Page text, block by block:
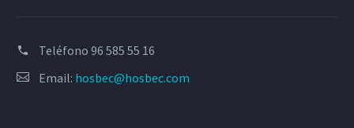
Teléfono 96 585 55 16
Email: hosbec@hosbec.com